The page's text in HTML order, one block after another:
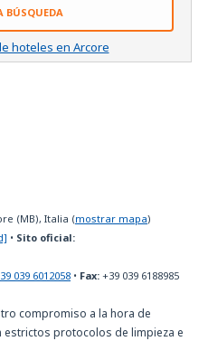
hoteles en Arcore
(MB), Italia (mostrar mapa)
• Sito oficial:
039 6012058 • Fax: +39 039 6188985
compromiso a la hora de
estrictos protocolos de limpieza e